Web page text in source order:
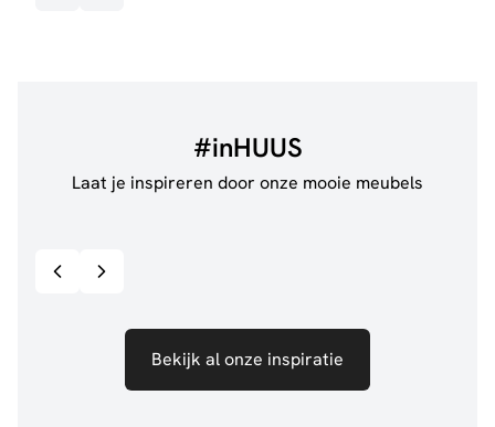
#inHUUS
Laat je inspireren door onze mooie meubels
Bekijk al onze inspiratie